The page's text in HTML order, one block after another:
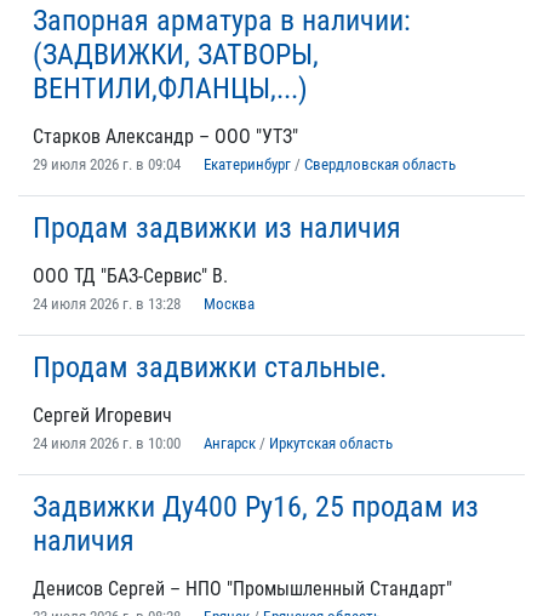
Запорная арматура в наличии:
(ЗАДВИЖКИ, ЗАТВОРЫ,
ВЕНТИЛИ,ФЛАНЦЫ,...)
Старков Александр – ООО "УТЗ"
29 июля 2026 г. в 09:04 Екатеринбург / Свердловская область
Продам задвижки из наличия
ООО ТД "БАЗ-Сервис" В.
24 июля 2026 г. в 13:28 Москва
Продам задвижки стальные.
Сергей Игоревич
24 июля 2026 г. в 10:00 Ангарск / Иркутская область
Задвижки Ду400 Ру16, 25 продам из
наличия
Денисов Сергей – НПО "Промышленный Стандарт"